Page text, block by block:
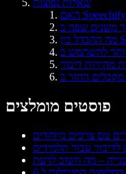
שאלות נפוצות
פוסטים מומלצים
עם צרכים מיוחדים
עבור תלמידים
– מה חשוב לדעת